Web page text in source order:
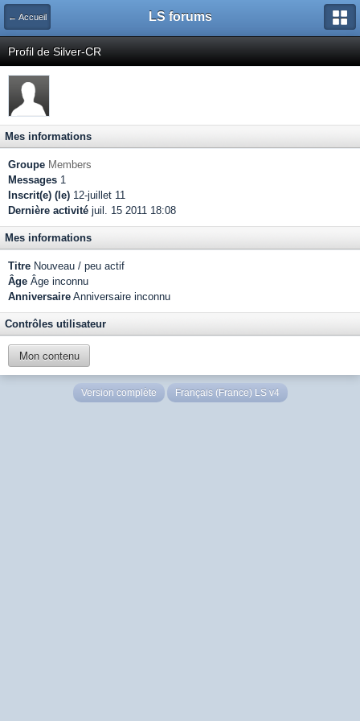
← Accueil LS forums
Profil de Silver-CR
Mes informations
Groupe Members
Messages 1
Inscrit(e) (le) 12-juillet 11
Dernière activité juil. 15 2011 18:08
Mes informations
Titre Nouveau / peu actif
Âge Âge inconnu
Anniversaire Anniversaire inconnu
Contrôles utilisateur
Mon contenu
Version complète Français (France) LS v4